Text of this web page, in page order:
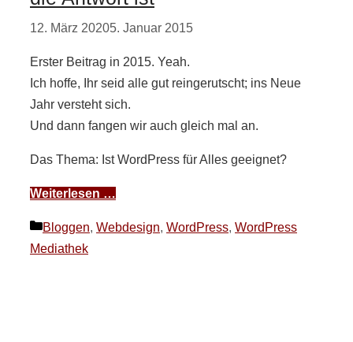
12. März 20205. Januar 2015
Erster Beitrag in 2015. Yeah.
Ich hoffe, Ihr seid alle gut reingerutscht; ins Neue
Jahr versteht sich.
Und dann fangen wir auch gleich mal an.
Das Thema: Ist WordPress für Alles geeignet?
Weiterlesen …
Kategorien
Bloggen, Webdesign, WordPress, WordPress
Mediathek